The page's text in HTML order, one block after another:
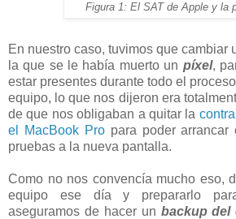
Figura 1: El SAT de Apple y la
En nuestro caso, tuvimos que cambiar
la que se le había muerto un píxel,
estar presentes durante todo el
equipo, lo que nos dijeron era
de que nos obligaban a quitar la
el MacBook Propara poder arrancar
pruebas a la nueva pantalla.
Como no nos convencía mucho eso,
equipo ese día y prepararlo
aseguramos de hacer un backup del